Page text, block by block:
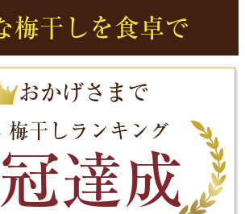
梅干しを食卓で
おかげさまで
梅干しランキング
冠達成